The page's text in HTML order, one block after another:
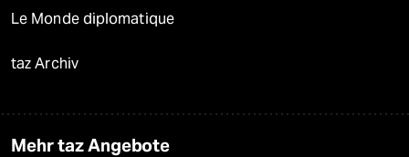
Le Monde diplomatique
taz Archiv
Mehr taz Angebote